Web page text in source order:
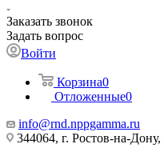
Заказать звонок
Задать вопрос
Войти
Корзина0
Отложенные0
info@rnd.nppgamma.ru
344064, г. Ростов-на-